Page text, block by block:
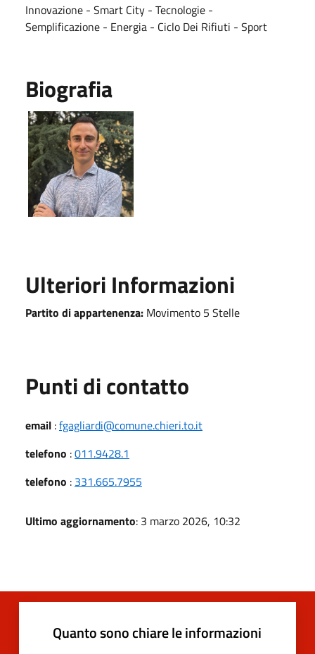
Innovazione - Smart City - Tecnologie -
Semplificazione - Energia - Ciclo Dei Rifiuti - Sport
Biografia
Ulteriori Informazioni
Partito di appartenenza: Movimento 5 Stelle
Punti di contatto
email :fgagliardi@comune.chieri.to.it
telefono :011.9428.1
telefono : 331.665.7955
Ultimo aggiornamento: 3 marzo 2026, 10:32
Quanto sono chiare le informazioni